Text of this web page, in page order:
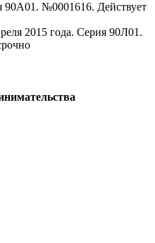
90А01. №0001616. Действует
2015 года. Серия 90Л01.